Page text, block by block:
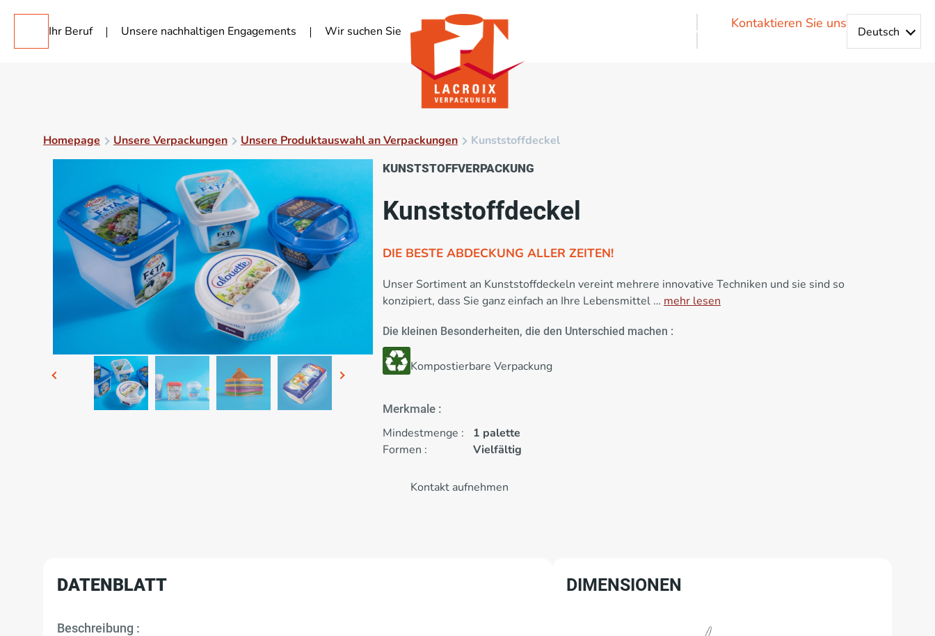
Ihr Beruf Unsere nachhaltigen Engagements Wir suchen Sie Kontaktieren Sie uns
Homepage Unsere Verpackungen Unsere Produktauswahl an Verpackungen Kunststoffdeckel
KUNSTSTOFFVERPACKUNG
Kunststoffdeckel
DIE BESTE ABDECKUNG ALLER ZEITEN!
Unser Sortiment an Kunststoffdeckeln vereint mehrere innovative Techniken und sie sind so
konzipiert, dass Sie ganz einfach an Ihre Lebensmittel … mehr lesen
Die kleinen Besonderheiten, die den Unterschied machen :
Kompostierbare Verpackung
Merkmale :
Mindestmenge :
1 palette
Formen :
Vielfältig
Kontakt aufnehmen
DATENBLATT
Beschreibung :
DIMENSIONEN